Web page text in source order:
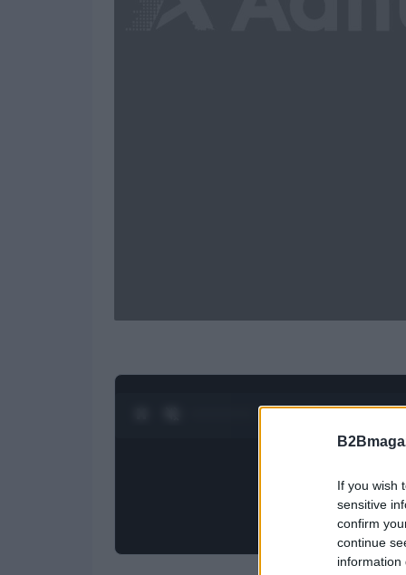
If you wish
sensitive
confirm
continue
information